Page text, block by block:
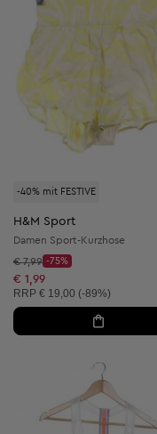
-40% mit FESTIVE
H&M Sport
Damen Sport-Kurzhose
Startpreis:
€ 7,99
Discount Price:
-75%
Reduzierter Preis:
€ 1,99
Unverbindliche
RRP € 19,00 (-89%)